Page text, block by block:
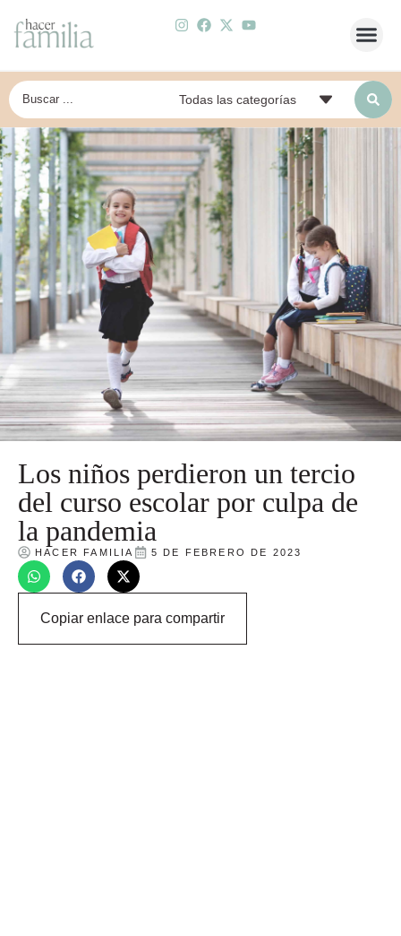
Los niños perdieron un tercio
del curso escolar por culpa de
la pandemia
HACER FAMILIA 5 DE FEBRERO DE 2023
Copiar enlace para compartir